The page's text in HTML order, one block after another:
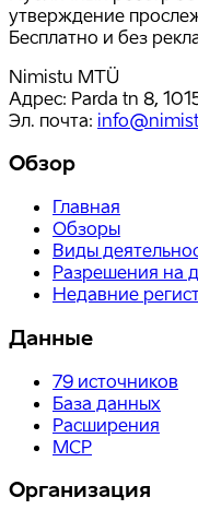
утверждение
Бесплатно и без
Nimistu MTÜ
Адрес: Parda tn 8,
Эл. почта:
Обзор
Главная
Обзоры
Виды
Разрешения на
Недавние
Данные
79 источников
База данных
Расширения
MCP
Организация